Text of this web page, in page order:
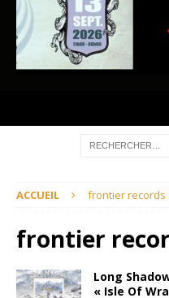
ACCUEIL frontier records
frontier
Long
« Isle Of